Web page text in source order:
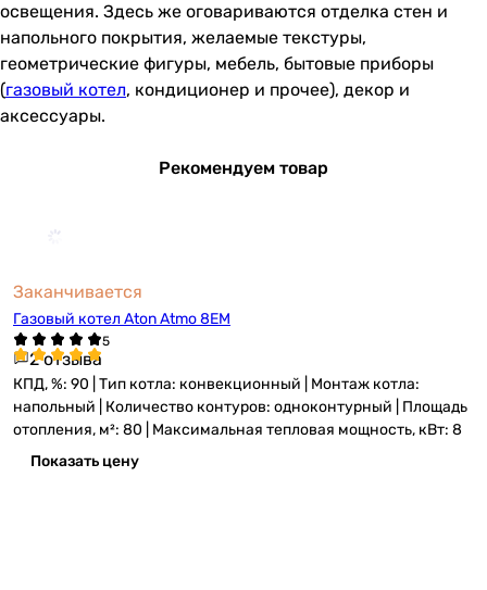
освещения. Здесь же оговариваются отделка стен и
напольного покрытия, желаемые текстуры,
геометрические фигуры, мебель, бытовые приборы
(газовый котел, кондиционер и прочее), декор и
аксессуары.
Рекомендуем товар
Заканчивается
Газовый котел Aton Atmo 8EM
2 отзыва
КПД, %: 90 | Тип котла: конвекционный | Монтаж котла:
напольный | Количество контуров: одноконтурный | Площадь
отопления, м²: 80 | Максимальная тепловая мощность, кВт: 8
Показать цену